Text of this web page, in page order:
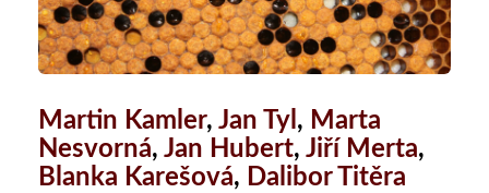
Martin Kamler, Jan Tyl , Marta
Nesvorná, Jan Hubert, Jiří Merta,
Blanka Karešová, Dalibor Titěra